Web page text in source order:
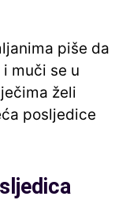
piše da
muči se u
želi
posljedice